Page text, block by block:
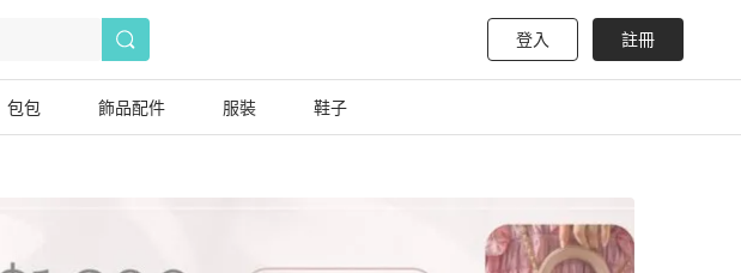
登入 註冊
包包 飾品配件 服裝 鞋子